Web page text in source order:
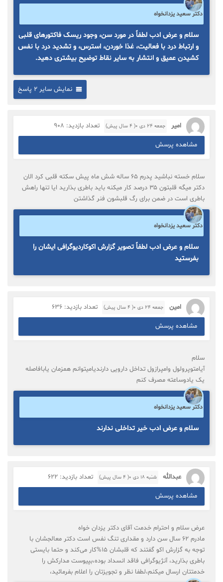
دکتر سعید یزدانخواه
سلام و عرض ادب لطفاً در مورد سن، وجود ریسک فاکتورهای قلبی
و ارتباط درد با فعالیت، غذا خوردن، استرس، و تشدید درد با نفس
کشیدن عمیق و انتشار به سایر نقاط توضیح بیشتری دهید.
نمایش سایر 2 پاسخ
امیر جمعه ۲۴ دی ۰( 4 سال پیش) تعداد بازدید: 908
مشاهده پرسش
سلام خسته نباشید پدرم ۶۵ ساله شش ماه پیش سکته قلبی کرد الان
دکتر میگه قلبتون ۳۵ درصد کار میکنه باید باطری بذارید ایا تنها راهش
باطری است در ضمن برای رگ قلبشون فنر گذاشتن
دکتر سعید یزدانخواه
سلام و عرض ادب لطفاً تصویر گزارش اکوکاردیوگرافی ایشان را
بفرستید
امین جمعه ۲۴ دی ۰( 4 سال پیش) تعداد بازدید: 636
مشاهده پرسش
سلام
آیامتوپرولول وامپرازول تداخل دارویی دارندیامیتوانم همزمان یابافاصله
یک یادوساعته مصرف کنم
دکتر سعید یزدانخواه
سلام و عرض ادب خیر تداخلی ندارند
عبدالله شنبه ۱۸ دی ۰( 4 سال پیش) تعداد بازدید: 622
مشاهده پرسش
عرض سلام و احترام خدمت آقای دکتر یزدان خواه
مادرم 62 سال سن دارد و مقداری تنگ نفس است دکتر معالجشان با
توجه به گزارش اکو گفتند که قلبشان 15%کار می‌کند و حتما بایستی
باطری بذارید، آنژیوگرافی فاقد انسداد بوده،بپیوست مدارکش را
خدمتتان ارسال میکنم،لطفا نظر و تجویزتان را اعلام بفرمائید،